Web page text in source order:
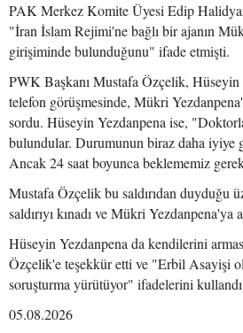
PAK Merkez Komite Üyesi Edip
"İran İslam Rejimi'ne bağlı bir ajanın
girişiminde bulunduğunu" ifade etmişti.
PWK Başkanı Mustafa Özçelik, Hüseyin
telefon görüşmesinde, Mükri
sordu. Hüseyin Yezdanpena ise,
bulundular. Durumunun biraz daha iyiye
Ancak 24 saat boyunca beklememiz
Mustafa Özçelik bu saldırıdan duyduğu
saldırıyı kınadı ve Mükri
Hüseyin Yezdanpena da kendilerini
Özçelik'e teşekkür etti ve "Erbil Asayişi
soruşturma yürütüyor" ifadelerini
05.08.2026